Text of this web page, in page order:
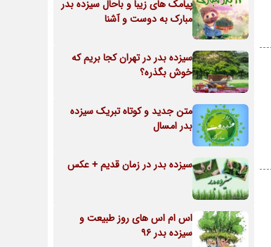
پیامک های زیبا و باحال سیزده بدر
مبارک به دوست و آشنا
سیزده بدر در تهران کجا بریم که
خوش بگذره؟
متن جدید و کوتاه تبریک سیزده
بدر امسال
سیزده بدر در زمان قدیم + عکس
اس ام اس های روز طبیعت و
سیزده بدر 96